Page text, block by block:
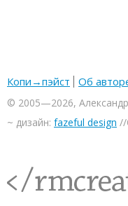
Копи→пэйст Об
© 2005—2026,
~ дизайн: fazeful design //
<rmcreative/>